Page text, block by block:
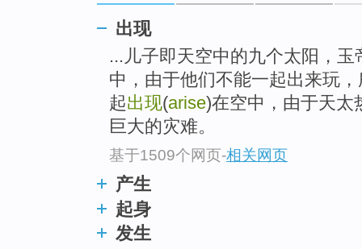
出现
...儿子即天空中的九个太阳，
中，由于他们不能一起出来玩
起出现(arise)在空中，由于天太
巨大的灾难。
基于1509个网页-相关网页
产生
起身
发生